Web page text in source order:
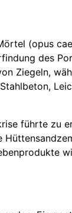
(opus
des
Ziegeln,
führte zu